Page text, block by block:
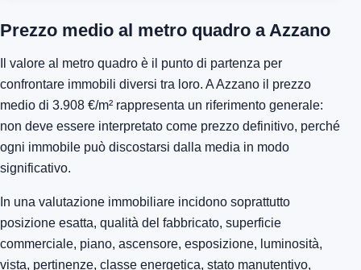
Prezzo medio al metro quadro a Azzano
Il valore al metro quadro è il punto di partenza per
confrontare immobili diversi tra loro. A Azzano il prezzo
medio di 3.908 €/m² rappresenta un riferimento generale:
non deve essere interpretato come prezzo definitivo, perché
ogni immobile può discostarsi dalla media in modo
significativo.
In una valutazione immobiliare incidono soprattutto
posizione esatta, qualità del fabbricato, superficie
commerciale, piano, ascensore, esposizione, luminosità,
vista, pertinenze, classe energetica, stato manutentivo,